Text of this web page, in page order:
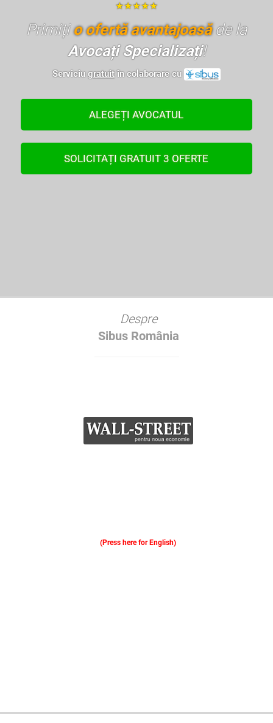
★★★★★
Primițio ofertă avantajoasăde la
Avocați Specializați!
Serviciugratuitîn colaborare cu
ALEGEȚI AVOCATUL
SOLICITAȚI GRATUIT 3 OFERTE
Despre
Sibus România
(Press here for English)